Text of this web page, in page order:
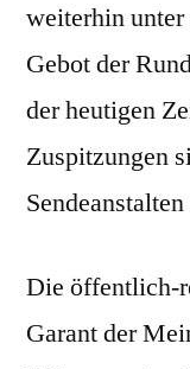
weiterhin unter
Gebot der
der heutigen
Zuspitzungen
Die öffentlich-
Garant der